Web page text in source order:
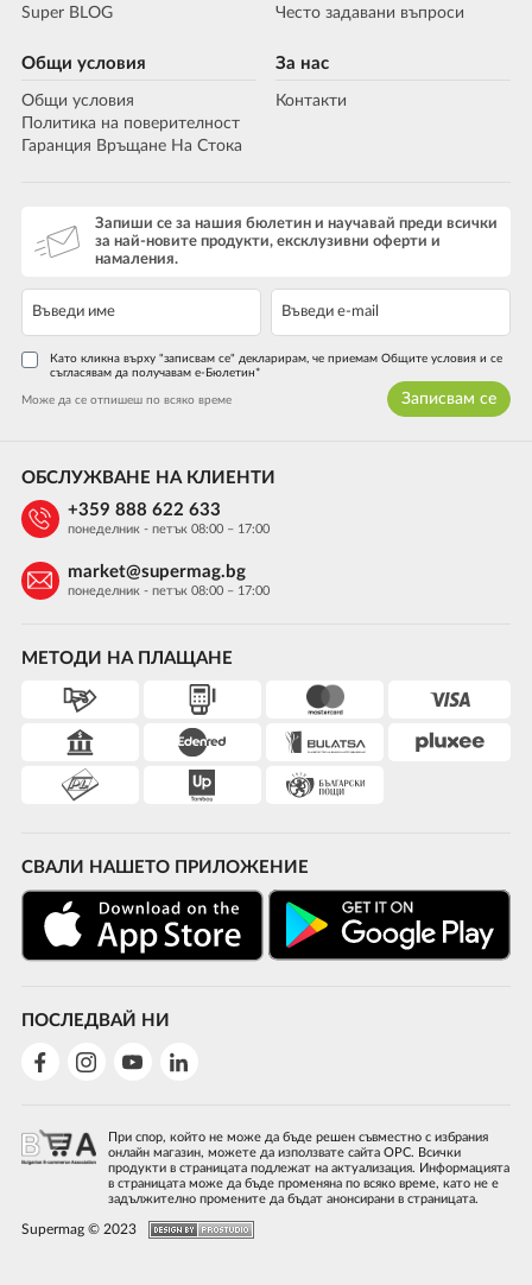
Super BLOG
Често задавани въпроси
Общи условия
Общи условия
Политика на поверителност
Гаранция Връщане На Стока
За нас
Контакти
Запиши се за нашия бюлетин и научавай преди всички
за най-новите продукти, ексклузивни оферти и
намаления.
Като кликна върху "записвам се" декларирам, че приемам Общите условия и се
съгласявам да получавам е-Бюлетин*
Може да се отпишеш по всяко време Записвам се
МЕТОДИ НА ПЛАЩАНЕ
СВАЛИ НАШЕТО ПРИЛОЖЕНИЕ
ПОСЛЕДВАЙ НИ
ОБСЛУЖВАНЕ НА КЛИЕНТИ
+359 888 622 633
понеделник - петък 08:00 – 17:00
market@supermag.bg
понеделник - петък 08:00 – 17:00
При спор, който не може да бъде решен съвместно с избрания
онлайн магазин, можете да използвате сайта ОРС. Всички
продукти в страницата подлежат на актуализация. Информацията
в страницата може да бъде променяна по всяко време, като не е
задължително промените да бъдат анонсирани в страницата.
Supermag © 2023